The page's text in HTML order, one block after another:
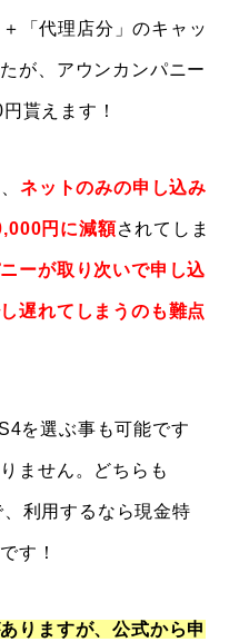
「代理店分」のキャッ
が、アウンカンパニー
貰えます！
ネットのみの申し込み
円に減額されてしま
ーが取り次いで申し込
遅れてしまうのも難点
を選ぶ事も可能です
ません。どちらも
利用するなら現金特
す！
りますが、公式から申